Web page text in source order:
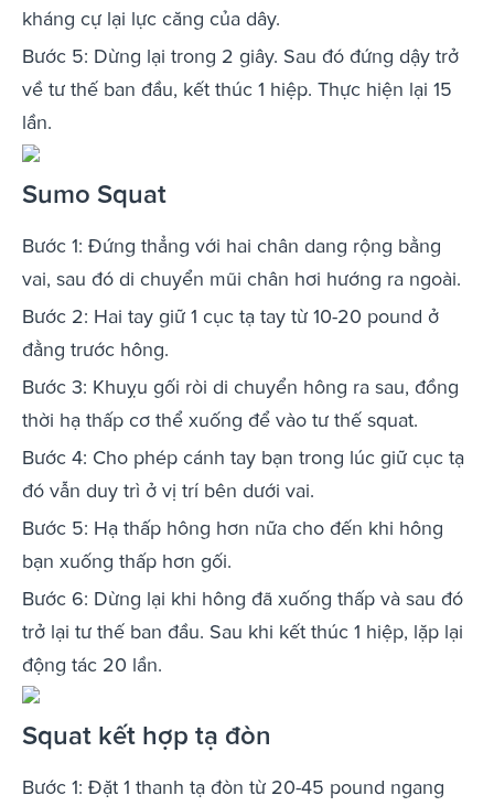
kháng cự lại lực căng của dây.
Bước 5: Dừng lại trong 2 giây. Sau đó đứng dậy trở
về tư thế ban đầu, kết thúc 1 hiệp. Thực hiện lại 15
lần.
Sumo Squat
Bước 1: Đứng thẳng với hai chân dang rộng bằng
vai, sau đó di chuyển mũi chân hơi hướng ra ngoài.
Bước 2: Hai tay giữ 1 cục tạ tay từ 10-20 pound ở
đằng trước hông.
Bước 3: Khuỵu gối ròi di chuyển hông ra sau, đồng
thời hạ thấp cơ thể xuống để vào tư thế squat.
Bước 4: Cho phép cánh tay bạn trong lúc giữ cục tạ
đó vẫn duy trì ở vị trí bên dưới vai.
Bước 5: Hạ thấp hông hơn nữa cho đến khi hông
bạn xuống thấp hơn gối.
Bước 6: Dừng lại khi hông đã xuống thấp và sau đó
trở lại tư thế ban đầu. Sau khi kết thúc 1 hiệp, lặp lại
động tác 20 lần.
Squat kết hợp tạ đòn
Bước 1: Đặt 1 thanh tạ đòn từ 20-45 pound ngang